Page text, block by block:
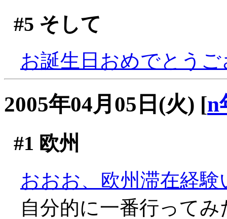
#5 そして
お誕生日おめでとう
2005年04月05日(火) [n
#1 欧州
おおお、欧州滞在経
自分的に一番行って